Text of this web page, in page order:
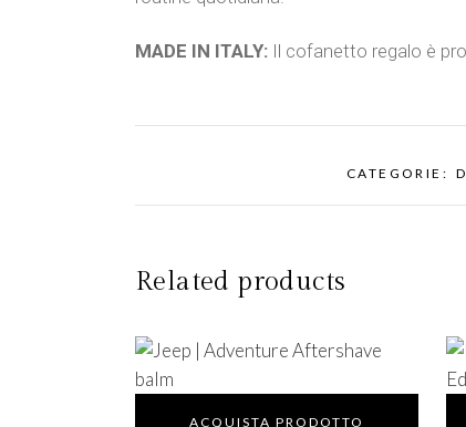
MADE IN ITALY: Il cofanetto regalo è
CATEGORIE:
Related products
ACQUISTA PRODOTTO